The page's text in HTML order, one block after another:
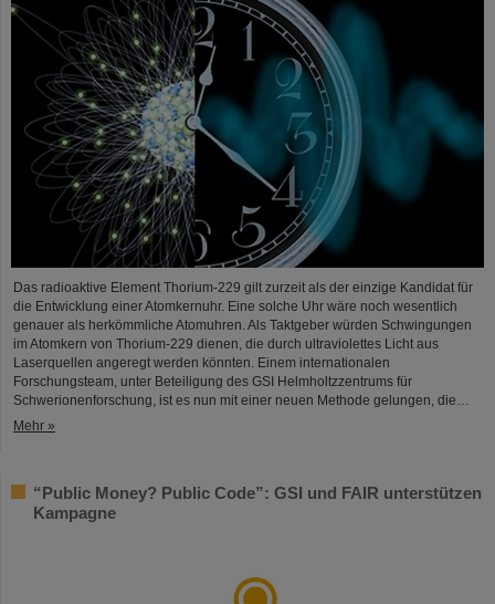
Das radioaktive Element Thorium-229 gilt zurzeit als der einzige Kandidat für
die Entwicklung einer Atomkernuhr. Eine solche Uhr wäre noch wesentlich
genauer als herkömmliche Atomuhren. Als Taktgeber würden Schwingungen
im Atomkern von Thorium-229 dienen, die durch ultraviolettes Licht aus
Laserquellen angeregt werden könnten. Einem internationalen
Forschungsteam, unter Beteiligung des GSI Helmholtzzentrums für
Schwerionenforschung, ist es nun mit einer neuen Methode gelungen, die…
Mehr »
“Public Money? Public Code”: GSI und FAIR unterstützen
Kampagne